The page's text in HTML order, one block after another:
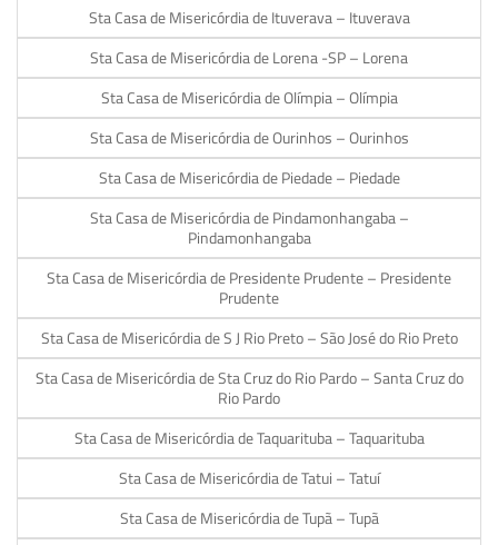
Sta Casa de Misericórdia de Ituverava – Ituverava
Sta Casa de Misericórdia de Lorena -SP – Lorena
Sta Casa de Misericórdia de Olímpia – Olímpia
Sta Casa de Misericórdia de Ourinhos – Ourinhos
Sta Casa de Misericórdia de Piedade – Piedade
Sta Casa de Misericórdia de Pindamonhangaba –
Pindamonhangaba
Sta Casa de Misericórdia de Presidente Prudente – Presidente
Prudente
Sta Casa de Misericórdia de S J Rio Preto – São José do Rio Preto
Sta Casa de Misericórdia de Sta Cruz do Rio Pardo – Santa Cruz do
Rio Pardo
Sta Casa de Misericórdia de Taquarituba – Taquarituba
Sta Casa de Misericórdia de Tatui – Tatuí
Sta Casa de Misericórdia de Tupã – Tupã